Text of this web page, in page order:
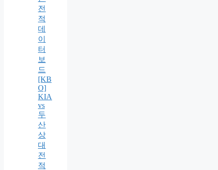
전
적
데
이
터
보
드
[KB
O]
KIA
vs
두
산
상
대
전
적